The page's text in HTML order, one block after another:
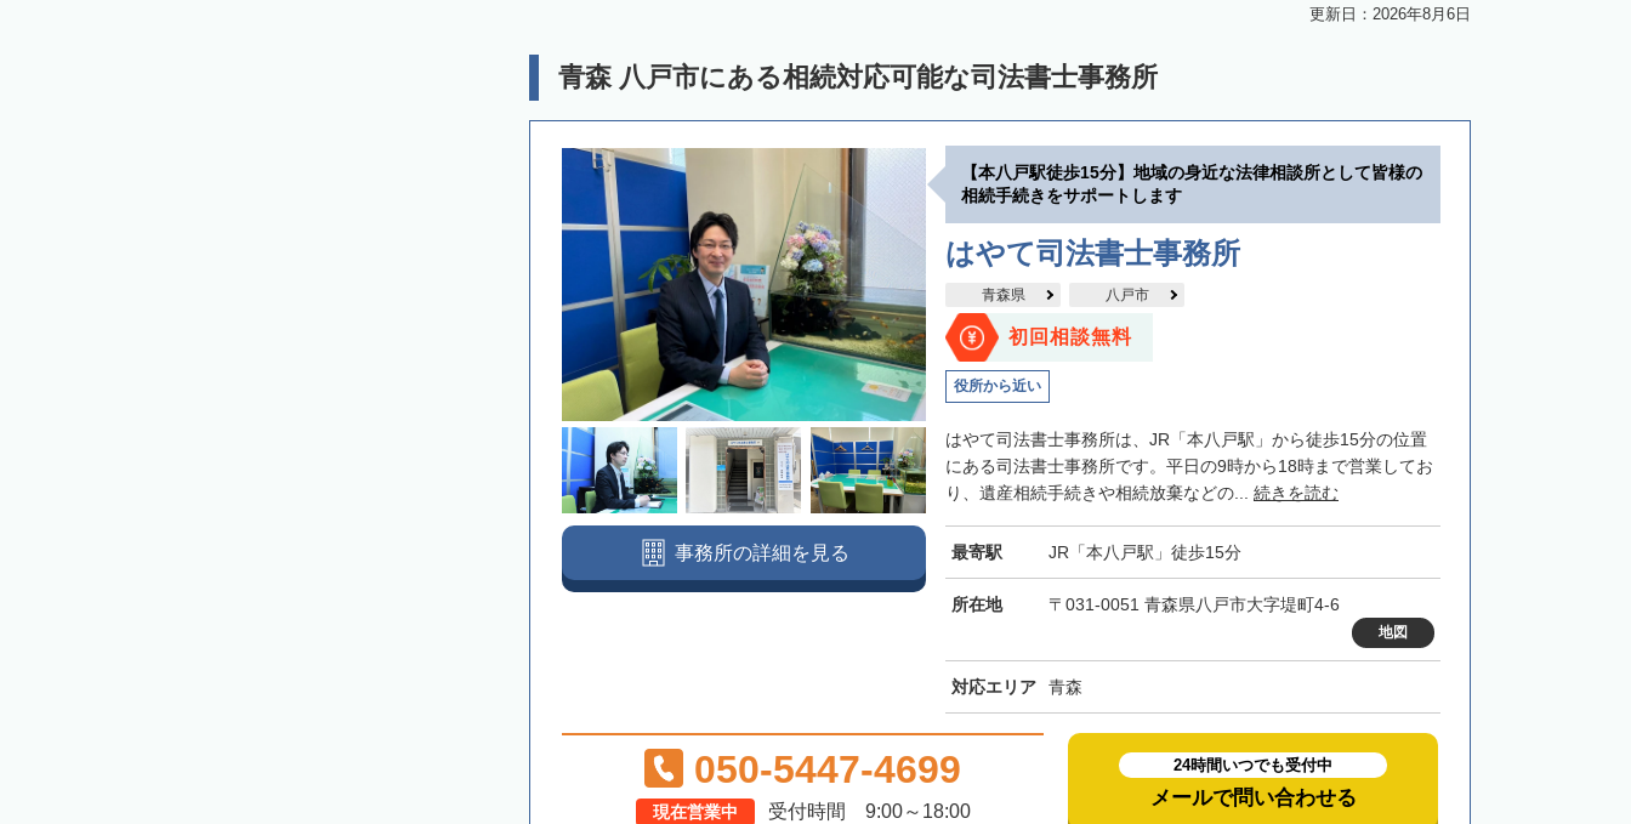
更新日：2026年8月6日
青森 八戸市にある相続対応可能な司法書士事務所
【本八戸駅徒歩15分】地域の身近な法律相談所として皆様の
相続手続きをサポートします
はやて司法書士事務所
青森県 八戸市
初回相談無料
役所から近い
はやて司法書士事務所は、JR「本八戸駅」から徒歩15分の位置
にある司法書士事務所です。平日の9時から18時まで営業してお
り、遺産相続手続きや相続放棄などの... 続きを読む
最寄駅 JR「本八戸駅」徒歩15分
所在地 〒031-0051 青森県八戸市大字堤町4-6
地図
対応エリア 青森
事務所の詳細を見る
050-5447-4699
現在営業中 受付時間 9:00～18:00
24時間いつでも受付中
メールで問い合わせる